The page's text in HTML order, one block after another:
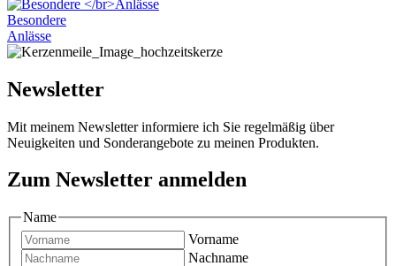
Besondere
Anlässe
Newsletter
Mit meinem Newsletter informiere ich Sie regelmäßig über
Neuigkeiten und Sonderangebote zu meinen Produkten.
Zum Newsletter anmelden
Name
Vorname
Nachname